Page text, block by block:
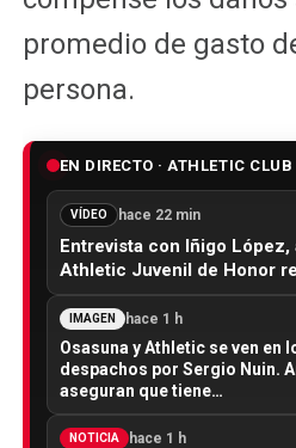
promedio de gasto
persona.
EN DIRECTO · ATHLETIC CLUB
VÍDEO hace 22 min
Entrevista con Iñigo
Athletic Juvenil de Honor
IMAGEN hace 1 h
Osasuna y Athletic se ven en
despachos por Sergio Nuin.
aseguran que tiene…
NOTICIA hace 1 h